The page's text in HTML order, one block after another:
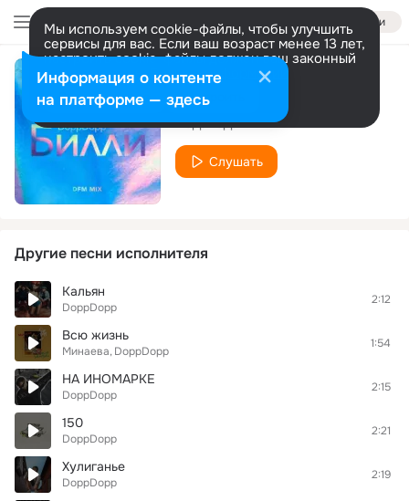
Войти
Мы используем cookie-файлы, чтобы улучшить
сервисы для вас. Если ваш возраст менее 13 лет,
настроить cookie-файлы должен ваш законный
представитель. Больше информации
Разрешить все Настроить
Билли (DFM mix)
DoppDopp
Слушать
Другие песни исполнителя
Кальян
DoppDopp
2:12
Всю жизнь
Минаева DoppDopp
1:54
НА ИНОМАРКЕ
DoppDopp
2:15
150
DoppDopp
2:21
Хулиганье
DoppDopp
2:19
Информация о контенте
на платформе — здесь